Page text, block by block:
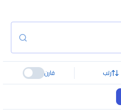
رتب قارن